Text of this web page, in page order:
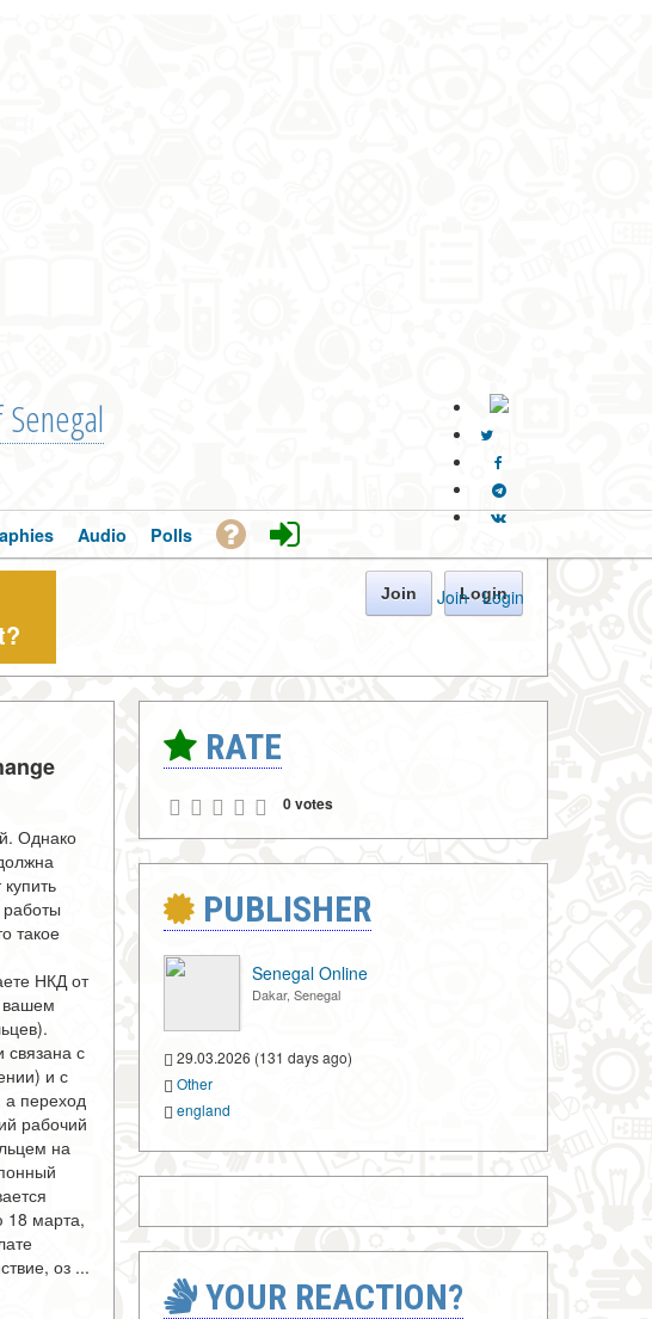
Join · Login
Audio Polls
Join Login
Однако
такое
НКД от
вашем
с
и с
а переход
рабочий
на
18 марта,
оз ...
RATE
0 votes
PUBLISHER
Senegal Online
Dakar, Senegal
29.03.2026 (131 days ago)
Other
england
YOUR REACTION?